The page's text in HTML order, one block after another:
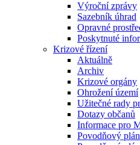
Výroční zprávy
Sazebník úhrad
Opravné
Poskytnuté
Krizové řízení
Aktuálně
Archiv
Krizové orgány
Ohrožení území
Užitečné rady
Dotazy občanů
Informace pro
Povodňový